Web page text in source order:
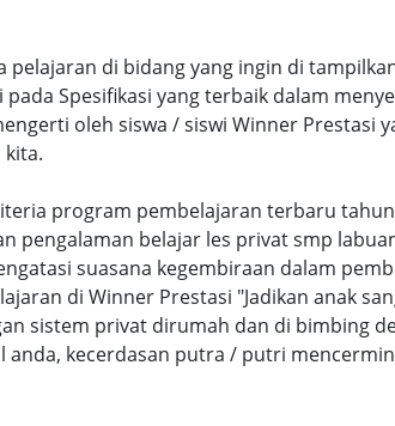
di bidang yang ingin di
Spesifikasi yang terbaik dalam
oleh siswa / siswi Winner Prestasi
program pembelajaran terbaru
pengalaman belajar les privat smp
suasana kegembiraan dalam
di Winner Prestasi "Jadikan anak
sistem privat dirumah dan di bimbing
kecerdasan putra / putri